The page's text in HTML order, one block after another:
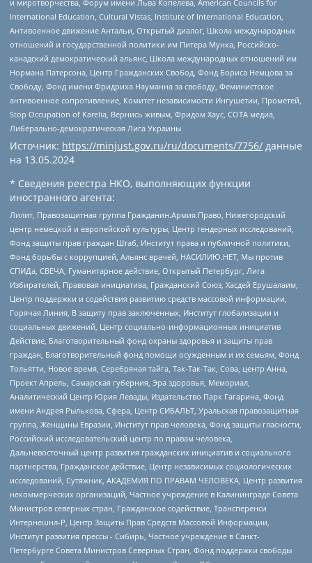
и миротворчества, Форум имени Льва Копелева, American Councils for
International Education, Cultural Vistas, Institute of International Education,
Антивоенное движение Антальи, Открытый диалог, Школа международных
отношений и государственной политики им Питера Мунка, Российско-
канадский демократический альянс, Школа международных отношений им
Нормана Патерсона, Центр Гражданских Свобод, Фонд Бориса Немцова за
Свободу, Фонд имени Фридриха Науманна за свободу, Феминистское
антивоенное сопротивление, Комитет независимости Ингушетии, Прометей,
Stop Occupation of Karelia, Вернись живым, Фридом Хаус, СОТА медиа,
Либерально-демократическая Лига Украины
Источник: https://minjust.gov.ru/ru/documents/7756/ данные
на 13.05.2024
* Сведения реестра НКО, выполняющих функции
иностранного агента:
Лилит, Правозащитная группа Гражданин.Армия.Право, Нижегородский
центр немецкой и европейской культуры, Центр гендерных исследований,
Фонд защиты прав граждан Штаб, Институт права и публичной политики,
Фонд борьбы с коррупцией, Альянс врачей, НАСИЛИЮ.НЕТ, Мы против
СПИДа, СВЕЧА, Гуманитарное действие, Открытый Петербург, Лига
Избирателей, Правовая инициатива, Гражданский Союз, Хасдей Ерушалаим,
Центр поддержки и содействия развитию средств массовой информации,
Горячая Линия, В защиту прав заключенных, Институт глобализации и
социальных движений, Центр социально-информационных инициатив
Действие, Благотворительный фонд охраны здоровья и защиты прав
граждан, Благотворительный фонд помощи осужденным и их семьям, Фонд
Тольятти, Новое время, Серебряная тайга, Так-Так-Так, Сова, центр Анна,
Проект Апрель, Самарская губерния, Эра здоровья, Мемориал,
Аналитический Центр Юрия Левады, Издательство Парк Гагарина, Фонд
имени Андрея Рылькова, Сфера, Центр СИБАЛЬТ, Уральская правозащитная
группа, Женщины Евразии, Институт прав человека, Фонд защиты гласности,
Российский исследовательский центр по правам человека,
Дальневосточный центр развития гражданских инициатив и социального
партнерства, Гражданское действие, Центр независимых социологических
исследований, Сутяжник, АКАДЕМИЯ ПО ПРАВАМ ЧЕЛОВЕКА, Центр развития
некоммерческих организаций, Частное учреждение в Калининграде Совета
Министров северных стран, Гражданское содействие, Трансперенси
Интернешнл-Р, Центр Защиты Прав Средств Массовой Информации,
Институт развития прессы - Сибирь, Частное учреждение в Санкт-
Петербурге Совета Министров Северных Стран, Фонд поддержки свободы